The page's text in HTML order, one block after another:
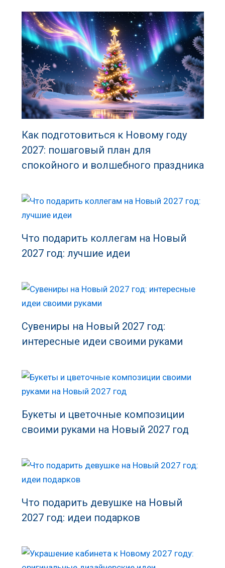
Как подготовиться к Новому году
2027: пошаговый план для
спокойного и волшебного праздника
Что подарить коллегам на Новый
2027 год: лучшие идеи
Сувениры на Новый 2027 год:
интересные идеи своими руками
Букеты и цветочные композиции
своими руками на Новый 2027 год
Что подарить девушке на Новый
2027 год: идеи подарков